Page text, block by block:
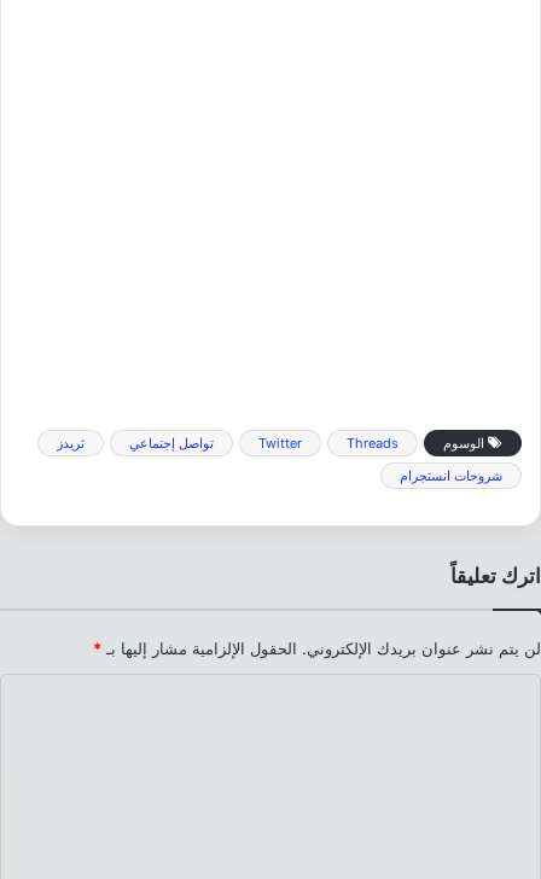
الوسوم Threads
Twitter تواصل إجتماعي
ثريدز
شروحات انستجرام
اترك تعليقاً
لن يتم نشر عنوان بريدك الإلكتروني. الحقول الإلزامية مشار إليها بـ *